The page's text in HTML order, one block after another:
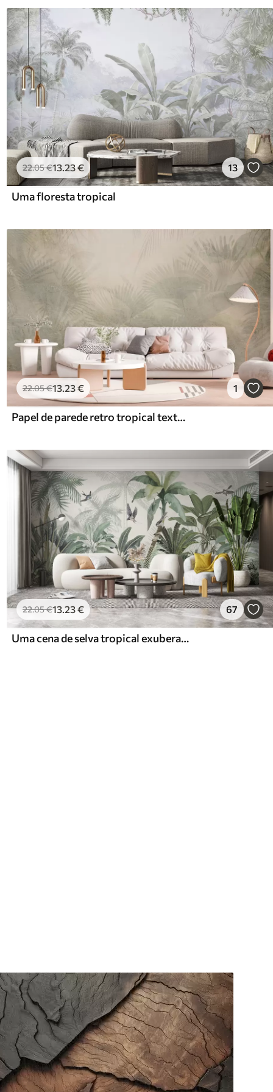
22.05€13.23€ 13
Uma floresta tropical
22.05€13.23€ 1
Papel de parede retro tropical texturado em tons de bege
22.05€13.23€ 67
Uma cena de selva tropical exuberante com várias palmeiras, folhas grandes e flores coloridas em primeiro plano